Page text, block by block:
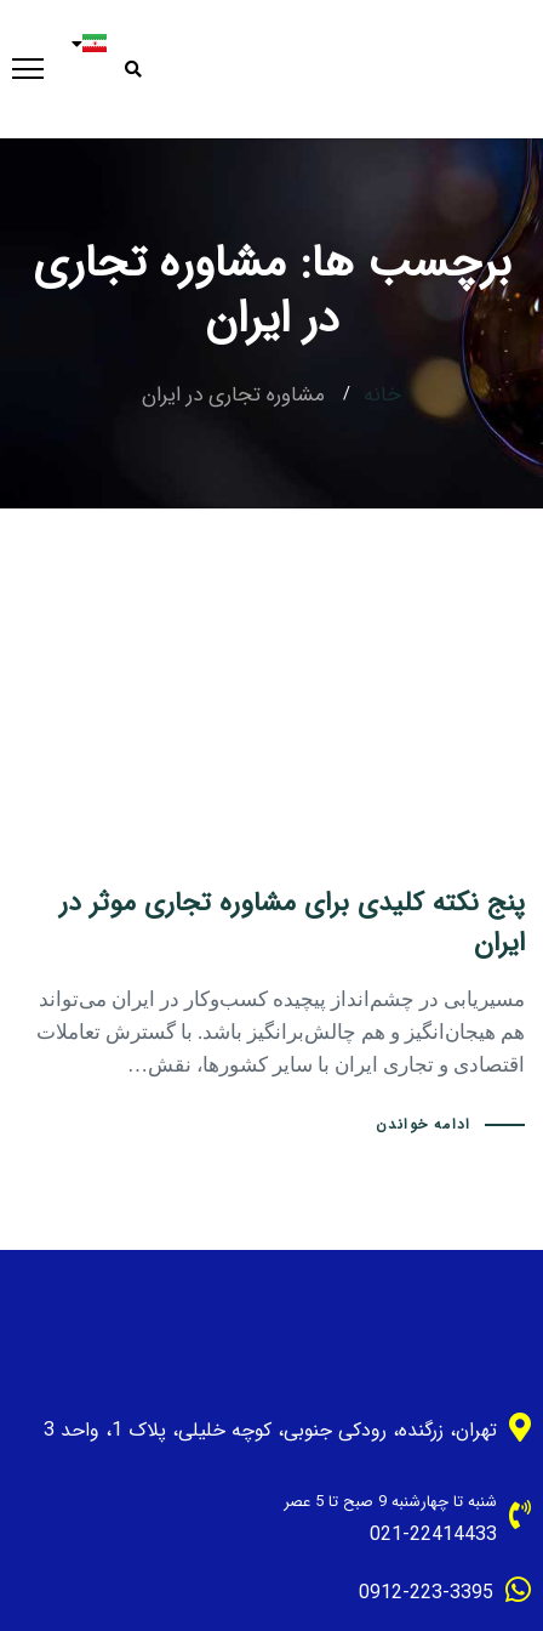
Type and hit enter
برچسب ها: مشاوره تجاری
در ایران
خانه مشاوره تجاری در ایران
پنج نکته کلیدی برای مشاوره تجاری موثر در
ایران
مسیریابی در چشم‌انداز پیچیده کسب‌وکار در ایران می‌تواند
هم هیجان‌انگیز و هم چالش‌برانگیز باشد. با گسترش تعاملات
اقتصادی و تجاری ایران با سایر کشورها، نقش…
ادامه خواندن
تهران، زرگنده، رودکی جنوبی، کوچه خلیلی، پلاک 1، واحد 3
شنبه تا چهارشنبه 9 صبح تا 5 عصر
021-22414433
0912-223-3395